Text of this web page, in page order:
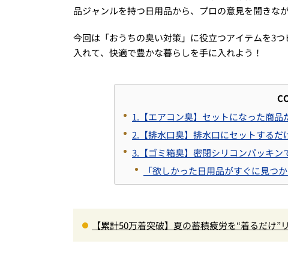
品ジャンルを持つ日用品から、プロの意見を聞きな
今回は「おうちの臭い対策」に役立つアイテムを3
入れて、快適で豊かな暮らしを手に入れよう！
1.【エアコン臭】セットになった商
2.【排水口臭】排水口にセットするだ
3.【ゴミ箱臭】密閉シリコンパッキン
「欲しかった日用品がすぐに見つ
【累計50万着突破】夏の蓄積疲労を“着るだけ